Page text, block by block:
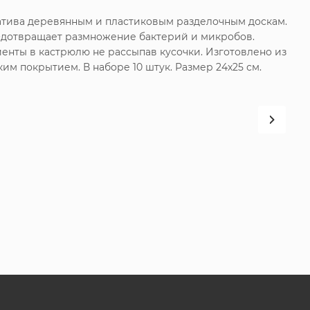
деревянным и пластиковым разделочным доскам.
размножение бактерий и микробов.
в кастрюлю не рассыпав кусочки. Изготовлено из
покрытием. В наборе 10 штук. Размер 24х25 см.